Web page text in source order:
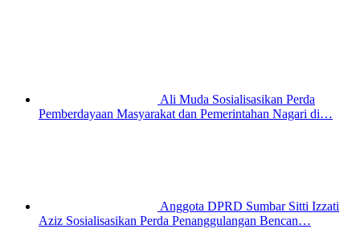
Ali Muda Sosialisasikan Perda
Pemberdayaan Masyarakat dan Pemerintahan Nagari di…
Anggota DPRD Sumbar Sitti Izzati
Aziz Sosialisasikan Perda Penanggulangan Bencan…